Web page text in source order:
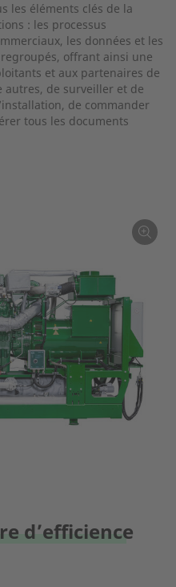
les éléments clés de la
: les processus
les données et les
offrant ainsi une
et aux partenaires de
autres, de surveiller et de
de commander
tous les documents
d’efficience